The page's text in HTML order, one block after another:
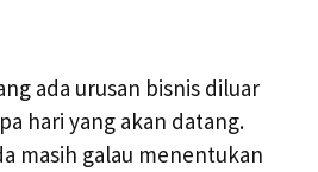
ada urusan bisnis diluar
hari yang akan datang.
masih galau menentukan